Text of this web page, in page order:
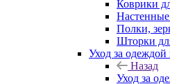
Коврики
Настенные
Полки,
Шторки
Уход за
Назад
Уход за